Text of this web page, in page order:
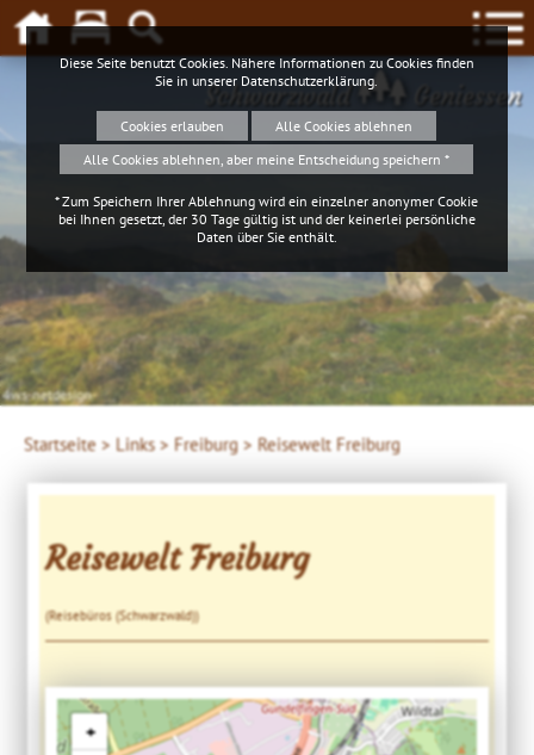
Schwarzwald Geniessen
4ws-netdesign
Startseite > Links > Freiburg > Reisewelt Freiburg
Reisewelt Freiburg
(Reisebüros (Schwarzwald))
+
Diese Seite benutzt Cookies. Nähere Informationen zu Cookies finden
Sie in unserer Datenschutzerklärung
Cookies erlauben
Alle Cookies ablehnen
Alle Cookies ablehnen, aber meine Entscheidung speichern *
* Zum Speichern Ihrer Ablehnung wird ein einzelner anonymer Cookie
bei Ihnen gesetzt, der 30 Tage gültig ist und der keinerlei persönliche
Daten über Sie enthält.